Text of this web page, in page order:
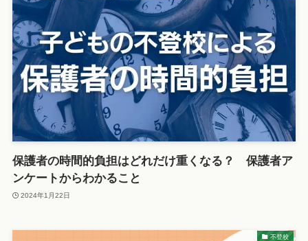
保護者の時間的負担はどれだけ重くなる？ 保護者ア
ンケートからわかること
2024年1月22日
不登校